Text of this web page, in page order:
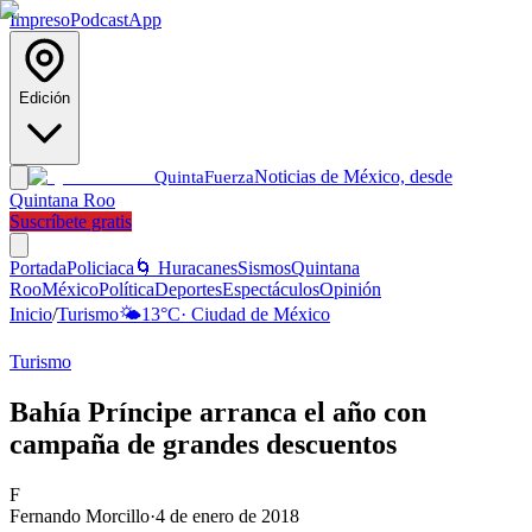
ImpresoPodcastApp
Edición
QuintaFuerzaNoticias de México, desde
Quintana Roo
Suscríbete gratis
PortadaPoliciaca 🌀 HuracanesSismosQuintana
RooMéxicoPolíticaDeportesEspectáculosOpinión
Inicio/Turismo🌤️13°C· Ciudad de México
Turismo
Bahía Príncipe arranca el año con
campaña de grandes descuentos
F
Fernando Morcillo·4 de enero de 2018